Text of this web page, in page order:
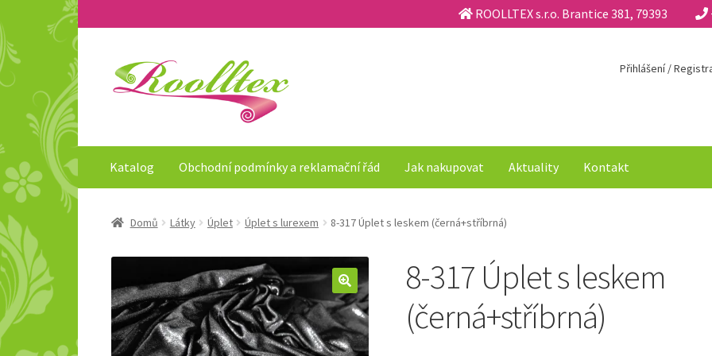
ROOLLTEX s.r.o. Brantice 381, 79393
Přeskočit
na
Přejít
Přihlášení /
Katalog Obchodní podmínky a reklamační řád Jak nakupovat Aktuality Kontakt
Domů Látky Úplet Úplet s lurexem 8-317 Úplet s leskem (černá+stříbrná)
8-317 Úplet s leskem
(černá+stříbrná)